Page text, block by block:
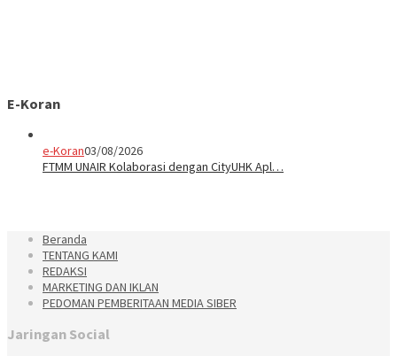
E-Koran
e-Koran03/08/2026
FTMM UNAIR Kolaborasi dengan CityUHK Apl…
Beranda
TENTANG KAMI
REDAKSI
MARKETING DAN IKLAN
PEDOMAN PEMBERITAAN MEDIA SIBER
Jaringan Social